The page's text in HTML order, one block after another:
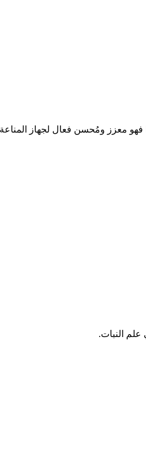
معزز ومُحسن فعال لجهاز المناعة،
علم النبات.